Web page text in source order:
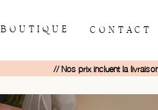
BOUTIQUE CONTACT
// Nos prix incluent la